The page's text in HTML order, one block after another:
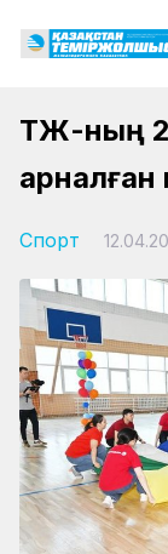
ҚТЖ-ның
Спорт